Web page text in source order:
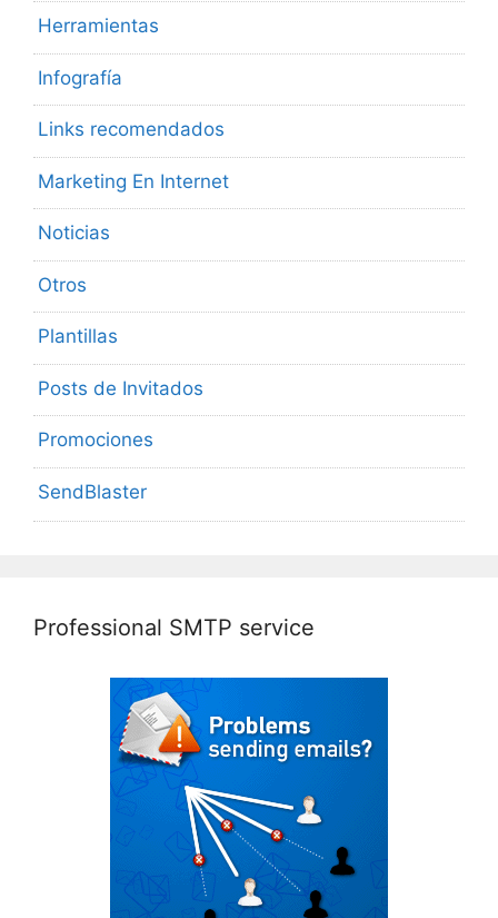
Herramientas
Infografía
Links recomendados
Marketing En Internet
Noticias
Otros
Plantillas
Posts de Invitados
Promociones
SendBlaster
Professional SMTP service